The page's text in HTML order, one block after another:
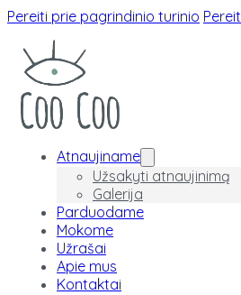
Pereiti prie pagrindinio turinio
Atnaujiname
Užsakyti atnaujinimą
Galerija
Parduodame
Mokome
Užrašai
Apie mus
Kontaktai